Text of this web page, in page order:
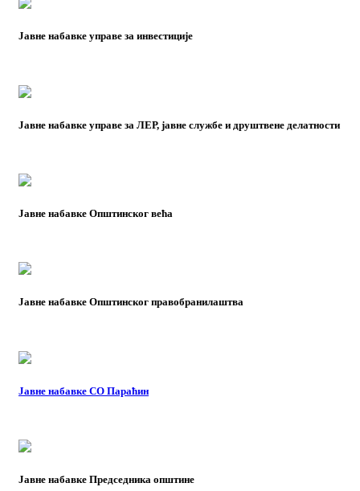
Јавне набавке управе за инвестиције
Јавне набавке управе за ЛЕР, јавне службе и друштвене делатности
Јавне набавке Општинског већа
Јавне набавке Општинског правобранилаштва
Јавне набавке СО Параћин
Јавне набавке Председника општине